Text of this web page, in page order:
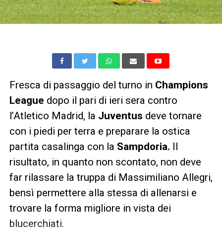
Fresca di passaggio del turno in Champions
League dopo il pari di ieri sera contro
l’Atletico Madrid, la Juventus deve tornare
con i piedi per terra e preparare la ostica
partita casalinga con la Sampdoria. Il
risultato, in quanto non scontato, non deve
far rilassare la truppa di Massimiliano Allegri,
bensì permettere alla stessa di allenarsi e
trovare la forma migliore in vista dei
blucerchiati.